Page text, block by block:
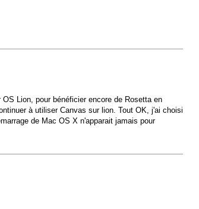
Lion, pour bénéficier encore de Rosetta en
à utiliser Canvas sur lion. Tout OK, j'ai choisi
de Mac OS X n'apparait jamais pour